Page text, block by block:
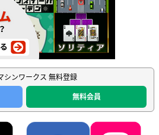
シンワークス 無料登録
無料会員